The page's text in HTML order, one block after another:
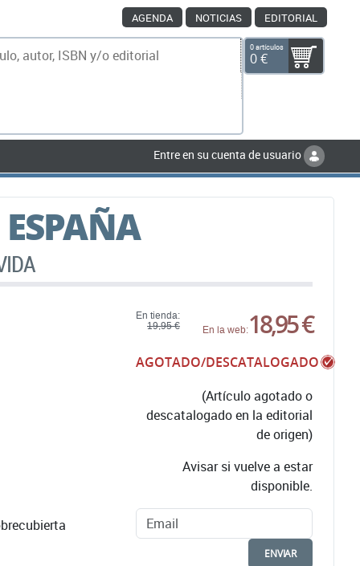
AGENDA NOTICIAS EDITORIAL
0 artículos
0 €
Entre en su cuenta de usuario
En tienda:
19,95 €
En la web:18,95 €
AGOTADO/DESCATALOGADO
(Artículo agotado o
descatalogado en la editorial
de origen)
Avisar si vuelve a estar
disponible.
ENVIAR